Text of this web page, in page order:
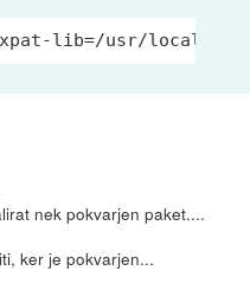
lib=/usr/local/
nek pokvarjen paket....
ker je pokvarjen...